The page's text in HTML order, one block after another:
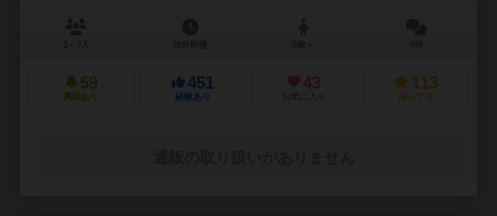
59
興味あり
451
経験あり
43
お気に入り
113
持ってる